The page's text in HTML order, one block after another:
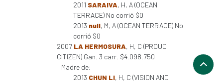
2011 SARAIVA, H, A (OCEAN
TERRACE) No corrió $0
2013 null, M, A (OCEAN TERRACE) No
corrió $0
2007 LA HERMOSURA, H, C (PROUD
CITIZEN) Gan. 3 carr. $4.098.750
Madre de:
2013 CHUN LI, H, C (VISION AND